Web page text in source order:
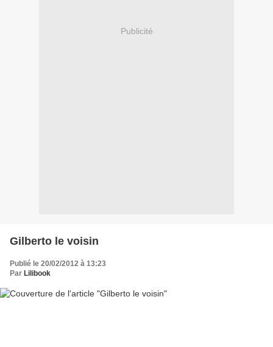
Publicité
Gilberto le voisin
Publié le 20/02/2012 à 13:23
Par Lilibook